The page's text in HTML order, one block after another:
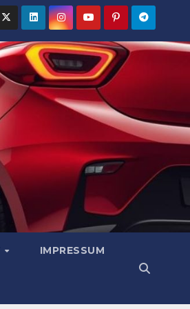
IMPRESSUM